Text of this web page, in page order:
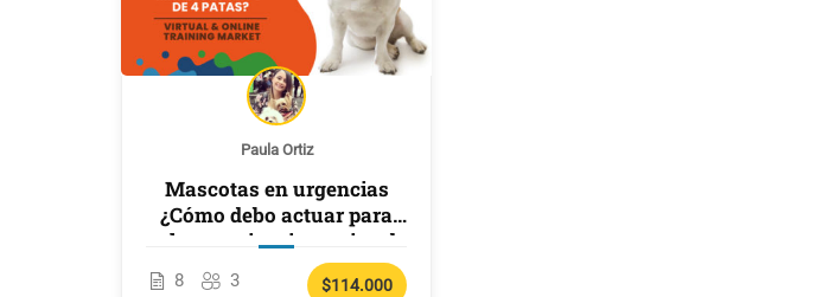
Paula Ortiz
Mascotas en urgencias
¿Cómo debo actuar para
salvar a mi mejor amigo de
4 patas?
8 3 $114.000